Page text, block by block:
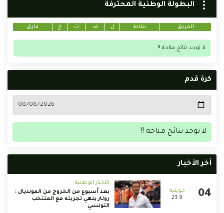
البطولة الوطنية المحترفة
الفريق نقاط ل ف ت خ فارق
لا توجد نتائج متاحة !!
كرة قدم
لا توجد نتائج متاحة !!
أخر الأخبار
23:9
الأخبار الوطنية
بعد أسبوع من الخروج من المونديال :
رونار ينهي تجربته مع المنتخب
التونسي